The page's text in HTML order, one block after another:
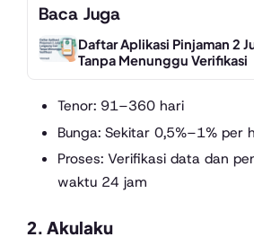
Baca Juga
Daftar Aplikasi Pinjaman 2
Tanpa Menunggu Verifikasi
Tenor: 91–360 hari
Bunga: Sekitar 0,5%–1% per
Proses: Verifikasi data dan
waktu 24 jam
2. Akulaku